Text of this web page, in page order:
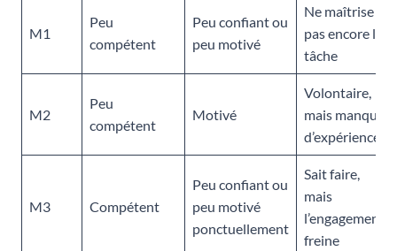
M1
Peu
compétent
Peu confiant ou
peu motivé
Ne maîtrise
pas encore la
tâche
M2
Peu
compétent
Motivé
Volontaire,
mais manque
d’expérience
M3 Compétent
Peu confiant ou
peu motivé
ponctuellement
Sait faire,
mais
l’engagement
freine